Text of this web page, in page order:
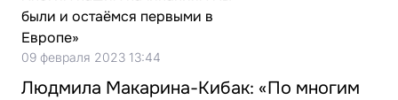
09 февраля 2023 13:44
Людмила Макарина-Кибак: «По многим